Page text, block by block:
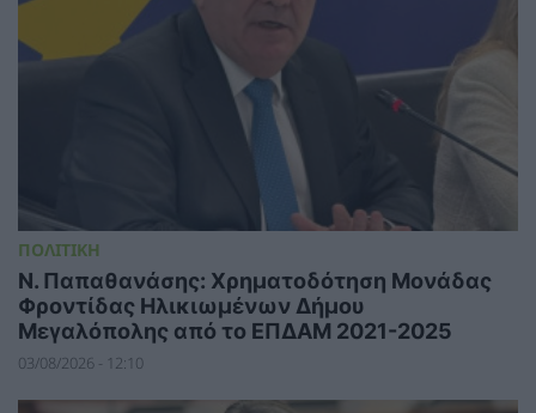
ΠΟΛΙΤΙΚΗ
Ν. Παπαθανάσης: Χρηματοδότηση Μονάδας
Φροντίδας Ηλικιωμένων Δήμου
Μεγαλόπολης από το ΕΠΔΑΜ 2021-2025
03/08/2026 - 12:10